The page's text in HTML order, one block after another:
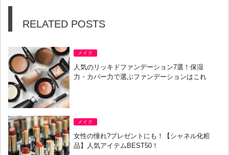
RELATED POSTS
メイク
人気のリッキドファンデーション7選！保湿
力・カバー力で選ぶファンデーションはこれ
メイク
女性の憧れ?プレゼントにも！【シャネル化粧
品】人気アイテムBEST50！